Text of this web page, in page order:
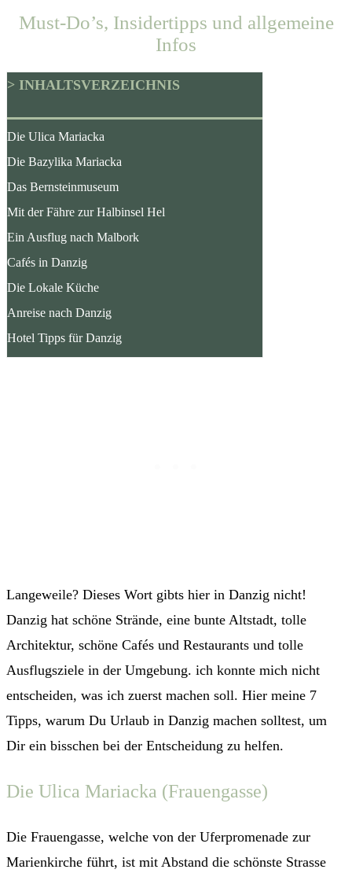
Must-Do’s, Insidertipps und allgemeine
Infos
> INHALTSVERZEICHNIS
Die Ulica Mariacka
Die Bazylika Mariacka
Das Bernsteinmuseum
Mit der Fähre zur Halbinsel Hel
Ein Ausflug nach Malbork
Cafés in Danzig
Die Lokale Küche
Anreise nach Danzig
Hotel Tipps für Danzig
Langeweile? Dieses Wort gibts hier in Danzig nicht!
Danzig hat schöne Strände, eine bunte Altstadt, tolle
Architektur, schöne Cafés und Restaurants und tolle
Ausflugsziele in der Umgebung. ich konnte mich nicht
entscheiden, was ich zuerst machen soll. Hier meine 7
Tipps, warum Du Urlaub in Danzig machen solltest, um
Dir ein bisschen bei der Entscheidung zu helfen.
Die Ulica Mariacka (Frauengasse)
Die Frauengasse, welche von der Uferpromenade zur
Marienkirche führt, ist mit Abstand die schönste Strasse